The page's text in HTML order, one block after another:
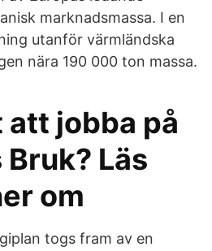
marknadsmassa. I en
utanför värmländska
nära 190 000 ton massa.
att jobba på
Läs
om
togs fram av en